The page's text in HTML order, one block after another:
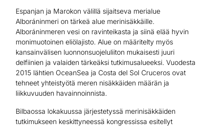
Espanjan ja Marokon välillä sijaitseva merialue
Alboráninmeri on tärkeä alue merinisäkkäille.
Alboráninmeren vesi on ravinteikasta ja siinä elää hyvin
monimuotoinen eliölajisto. Alue on määritelty myös
kansainvälisen luonnonsuojeluliiton mukaisesti juuri
delfiinien ja valaiden tärkeäksi tutkimusalueeksi. Vuodesta
2015 lähtien OceanSea ja Costa del Sol Cruceros ovat
tehneet yhteistyötä meren nisäkkäiden määrän ja
liikkuvuuden havainnoinnista.
Bilbaossa lokakuussa järjestetyssä merinisäkkäiden
tutkimukseen keskittyneessä kongressissa esitellyt